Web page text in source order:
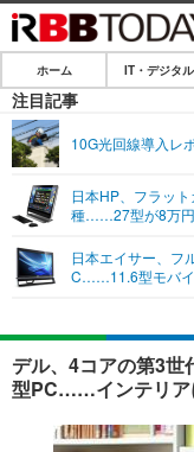
ホーム
IT・デジタル
ネタ
ショッピング
エンタメ
エンタメTOP
音楽
ライフ
ライフTOP
ペット
その他
リリース一覧
プッシュ通知の停止
ホーム IT・デジタル
注目記事
10G光回線導入レ
日本HP、フラッ
種……27型が8万円
日本エイサー、フ
C……11.6型モバイ
デル、4コアの第3
型PC……インテリア